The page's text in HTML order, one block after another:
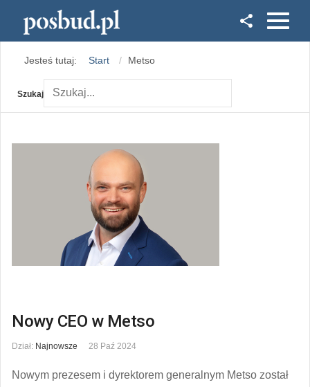
Instagram
Jesteś tutaj: Start Metso
Szukaj
Nowy CEO w Metso
Dział: Najnowsze 28 Paź 2024
Nowym prezesem i dyrektorem generalnym Metso został